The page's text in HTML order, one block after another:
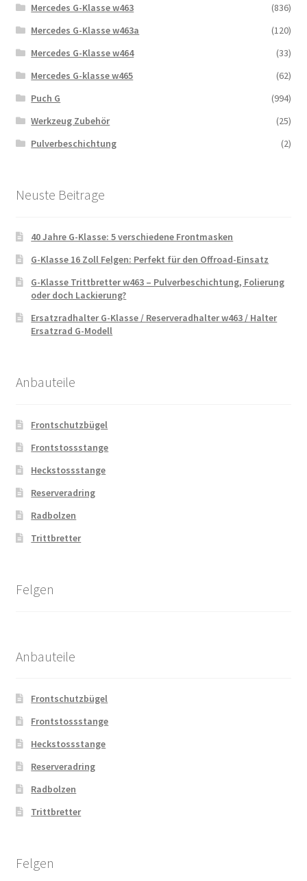
Mercedes G-Klasse w463
(836)
Mercedes G-Klasse w463a
(120)
Mercedes G-Klasse w464
(33)
Mercedes G-klasse w465
(62)
Puch G
(994)
Werkzeug Zubehör
(25)
Pulverbeschichtung
(2)
Neuste Beitrage
40 Jahre G-Klasse: 5 verschiedene Frontmasken
G-Klasse 16 Zoll Felgen: Perfekt für den Offroad-Einsatz
G-Klasse Trittbretter w463 – Pulverbeschichtung, Folierung
oder doch Lackierung?
Ersatzradhalter G-Klasse / Reserveradhalter w463 / Halter
Ersatzrad G-Modell
Anbauteile
Frontschutzbügel
Frontstossstange
Heckstossstange
Reserveradring
Radbolzen
Trittbretter
Felgen
Anbauteile
Frontschutzbügel
Frontstossstange
Heckstossstange
Reserveradring
Radbolzen
Trittbretter
Felgen